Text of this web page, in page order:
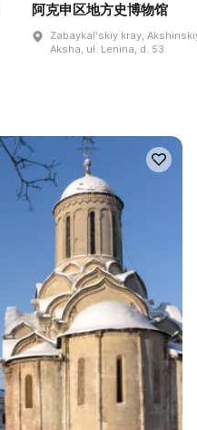
阿克申区地方史博物馆
Zabaykalʹskiy kray,
Aksha, ul. Lenina, d. 53